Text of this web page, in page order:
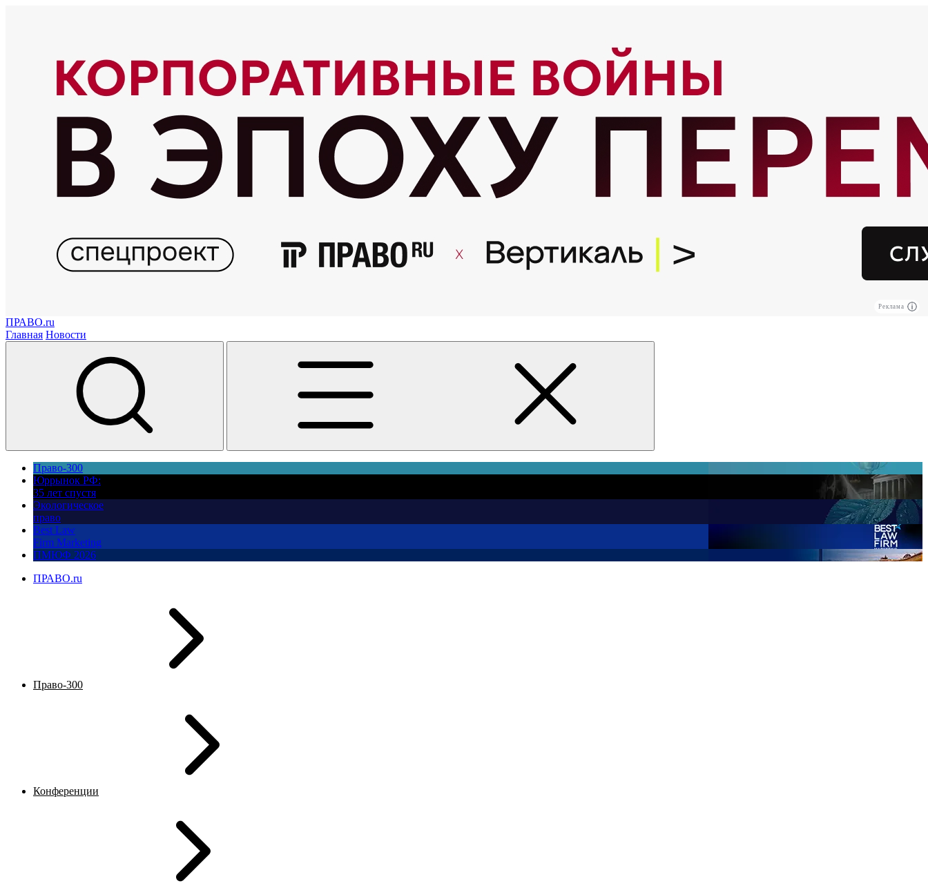
Реклама
ПРАВО.ru
Главная Новости
Право-300
Юррынок РФ:
35 лет спустя
Экологическое
право
Best Law
Firm Marketing
ПМЮФ 2026
ПРАВО.ru
Право-300
Конференции